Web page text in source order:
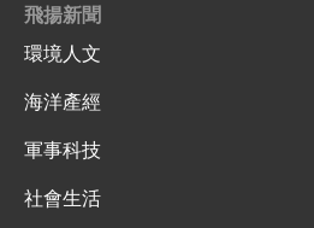
飛揚新聞
環境人文
海洋產經
軍事科技
社會生活